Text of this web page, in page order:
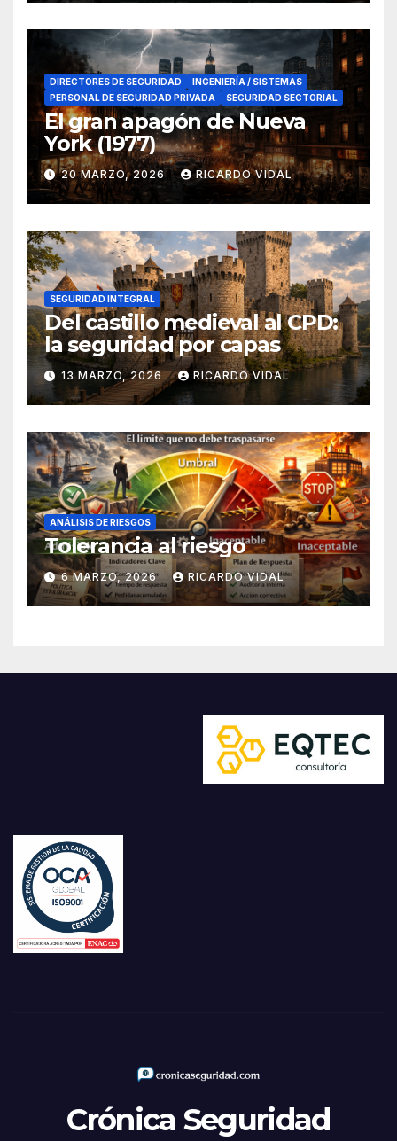
DIRECTORES DE SEGURIDAD
INGENIERÍA / SISTEMAS
PERSONAL DE SEGURIDAD PRIVADA
SEGURIDAD SECTORIAL
El gran apagón de Nueva
York (1977)
20 MARZO, 2026 RICARDO VIDAL
SEGURIDAD INTEGRAL
Del castillo medieval al CPD:
la seguridad por capas
13 MARZO, 2026 RICARDO VIDAL
ANÁLISIS DE RIESGOS
Tolerancia al riesgo
6 MARZO, 2026 RICARDO VIDAL
Crónica Seguridad